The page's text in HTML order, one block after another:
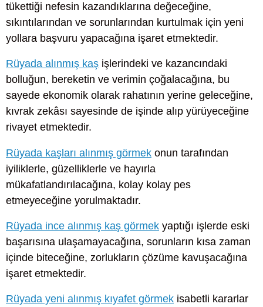
tükettiği nefesin kazandıklarına değeceğine,
sıkıntılarından ve sorunlarından kurtulmak için yeni
yollara başvuru yapacağına işaret etmektedir.
Rüyada alınmış kaş işlerindeki ve kazancındaki
bolluğun, bereketin ve verimin çoğalacağına, bu
sayede ekonomik olarak rahatının yerine geleceğine,
kıvrak zekâsı sayesinde de işinde alıp yürüyeceğine
rivayet etmektedir.
Rüyada kaşları alınmış görmek onun tarafından
iyiliklerle, güzelliklerle ve hayırla
mükafatlandırılacağına, kolay kolay pes
etmeyeceğine yorulmaktadır.
Rüyada ince alınmış kaş görmek yaptığı işlerde eski
başarısına ulaşamayacağına, sorunların kısa zaman
içinde biteceğine, zorlukların çözüme kavuşacağına
işaret etmektedir.
Rüyada yeni alınmış kıyafet görmek isabetli kararlar